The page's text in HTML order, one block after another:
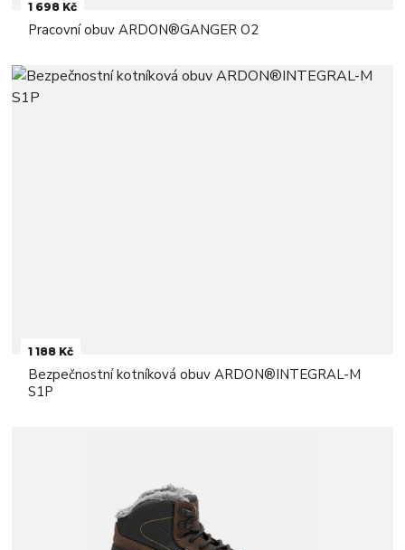
1 698 Kč
Pracovní obuv ARDON®GANGER O2
1 188 Kč
Bezpečnostní kotníková obuv ARDON®INTEGRAL-M
S1P